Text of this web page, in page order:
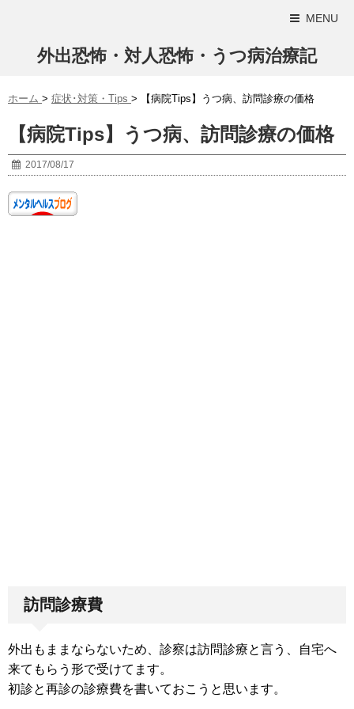
MENU
外出恐怖・対人恐怖・うつ病治療記
ホーム > 症状･対策・Tips > 【病院Tips】うつ病、訪問診療の価格
【病院Tips】うつ病、訪問診療の価格
2017/08/17
訪問診療費
外出もままならないため、診察は訪問診療と言う、自宅へ
来てもらう形で受けてます。
初診と再診の診療費を書いておこうと思います。